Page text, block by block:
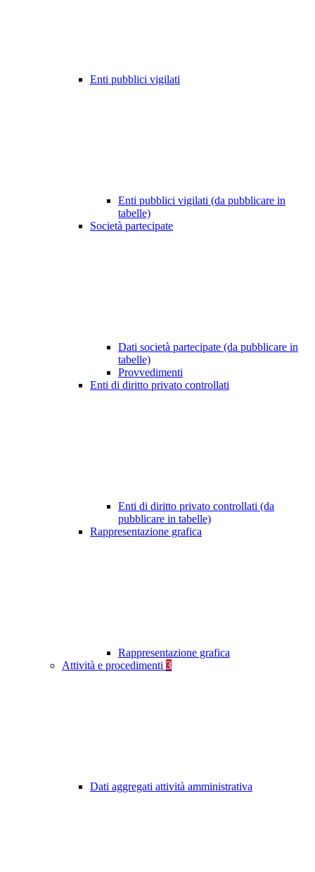
Enti pubblici vigilati
Enti pubblici vigilati (da pubblicare in
tabelle)
Società partecipate
Dati società partecipate (da pubblicare in
tabelle)
Provvedimenti
Enti di diritto privato controllati
Enti di diritto privato controllati (da
pubblicare in tabelle)
Rappresentazione grafica
Rappresentazione grafica
Attività e procedimenti 3
Dati aggregati attività amministrativa